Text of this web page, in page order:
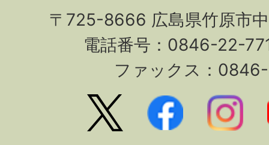
〒725-8666 広島県竹原市
電話番号：0846-22-
ファックス：